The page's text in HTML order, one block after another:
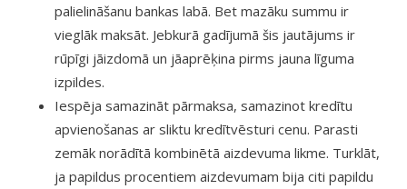
palielināšanu bankas labā. Bet mazāku summu ir
vieglāk maksāt. Jebkurā gadījumā šis jautājums ir
rūpīgi jāizdomā un jāaprēķina pirms jauna līguma
izpildes.
Iespēja samazināt pārmaksa, samazinot kredītu
apvienošanas ar sliktu kredītvēsturi cenu. Parasti
zemāk norādītā kombinētā aizdevuma likme. Turklāt,
ja papildus procentiem aizdevumam bija citi papildu